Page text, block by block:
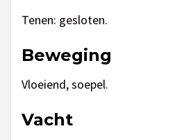
Tenen: gesloten.
Beweging
Vloeiend, soepel.
Vacht